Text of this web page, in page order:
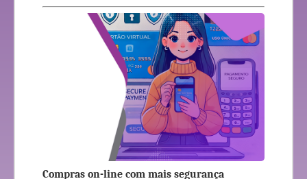
Compras on-line com mais segurança